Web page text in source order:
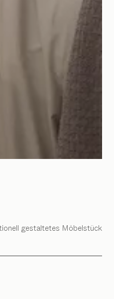
gestaltetes Möbelstück